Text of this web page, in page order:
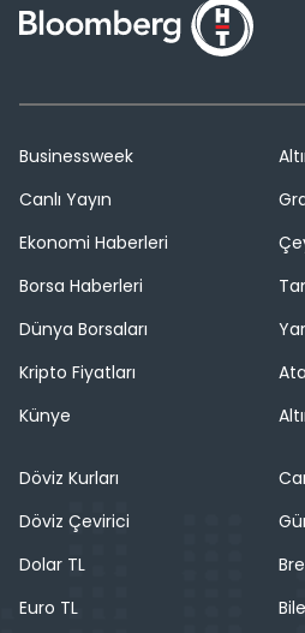
Businessweek
Canlı Yayın
Ekonomi Haberleri
Borsa Haberleri
Dünya Borsaları
Kripto Fiyatları
Künye
Döviz Kurları
Döviz Çevirici
Dolar TL
Euro TL